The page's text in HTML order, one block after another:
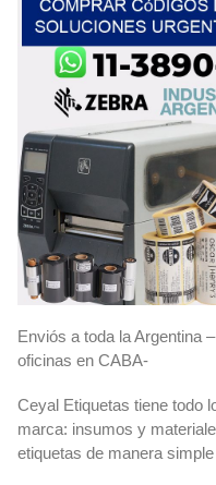
Enviós a toda la Argentina
oficinas en CABA-
Ceyal Etiquetas tiene todo
marca: insumos y
etiquetas de manera